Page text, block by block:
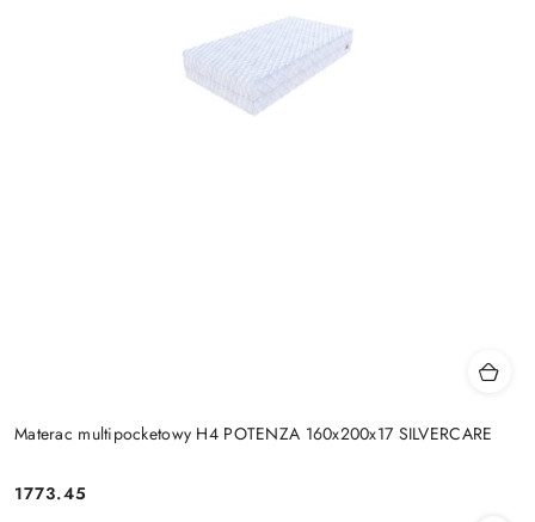
Materac multipocketowy H4 POTENZA 160x200x17 SILVERCARE
Cena:
1773.45